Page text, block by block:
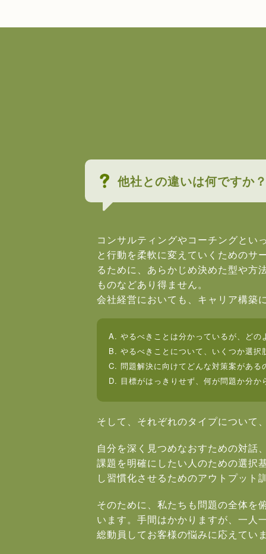
他社との違いは何ですか
コンサルティングやコーチングとい
と行動を柔軟に変えていくためのサ
るために、あらかじめ決めた型や方
ものなどあり得ません。
会社経営においても、キャリア構築
A. やるべきことは分かっているが、どの
B. やるべきことについて、いくつか選択
C. 問題解決に向けてどんな対策案がある
D. 目標がはっきりせず、何が問題か分か
そして、それぞれのタイプについて
自分を深く見つめなおすための対話
課題を明確にしたい人のための選択
し習慣化させるためのアウトプット
そのために、私たちも問題の全体を
います。手間はかかりますが、一人
総動員してお客様の悩みに応えてい